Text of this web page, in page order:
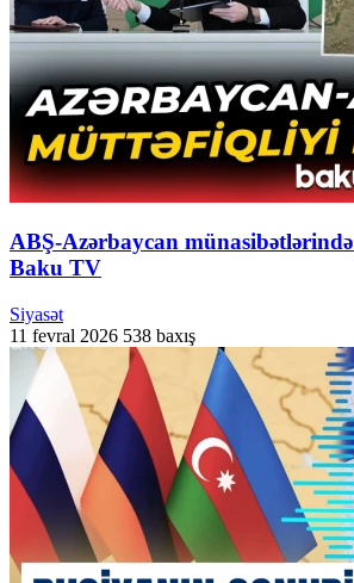
ABŞ-Azərbaycan
Baku TV
Siyasət
11 fevral 2026 538 baxış